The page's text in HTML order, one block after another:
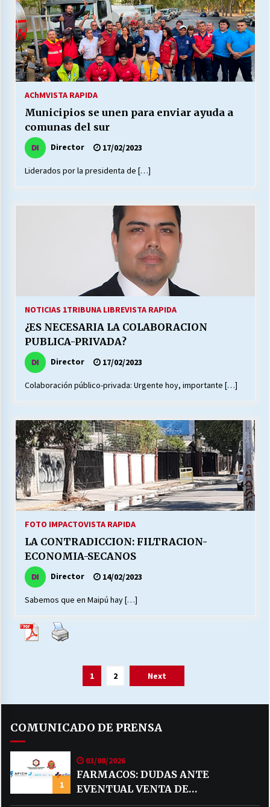
AChMVISTA RAPIDA
Municipios se unen para enviar ayuda a
comunas del sur
Director 17/02/2023
Liderados por la presidenta de […]
NOTICIAS 1TRIBUNA LIBREVISTA RAPIDA
¿ES NECESARIA LA COLABORACION
PUBLICA-PRIVADA?
Director 17/02/2023
Colaboración público-privada: Urgente hoy, importante […]
FOTO IMPACTOVISTA RAPIDA
LA CONTRADICCION: FILTRACION-
ECONOMIA-SECANOS
Director 14/02/2023
Sabemos que en Maipú hay […]
1 2 Next
COMUNICADO DE PRENSA
1
03/08/2026
FARMACOS: DUDAS ANTE
EVENTUAL VENTA DE
MEDICAMENTOS POR MERCADO